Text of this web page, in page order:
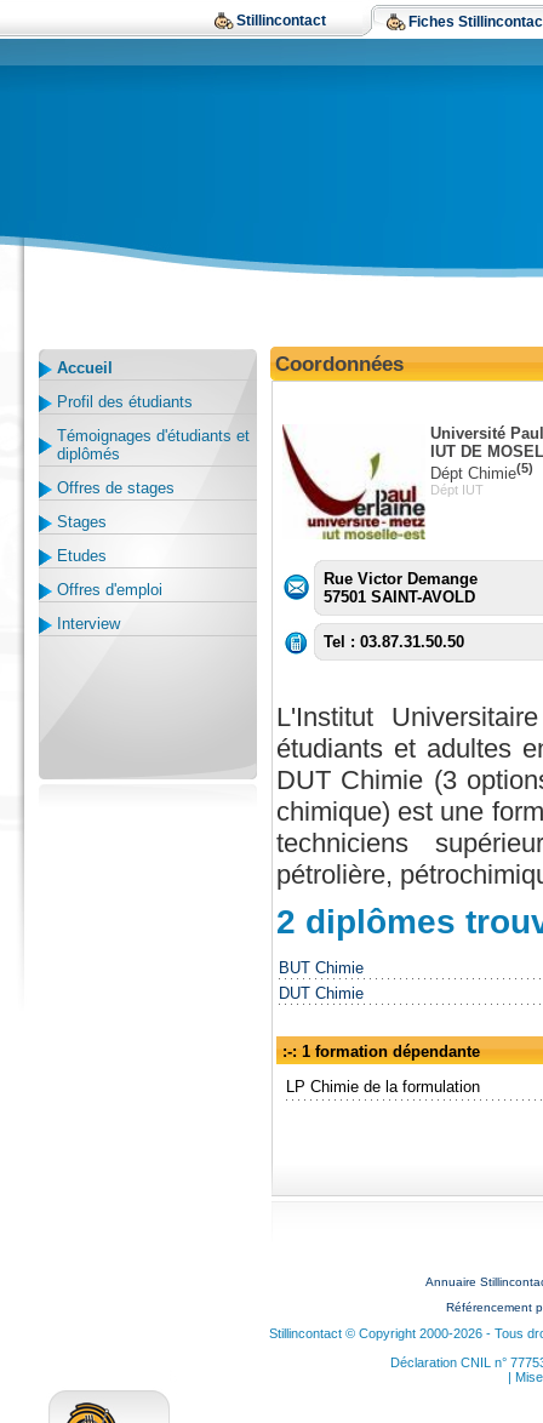
Stillincontact Fiches
Accueil
Profil des étudiants
Témoignages d'étudiants et
diplômés
Offres de stages
Stages
Etudes
Offres d'emploi
Interview
Coordonnées
Université
IUT DE
Dépt Chimie(5)
Dépt IUT
Rue Victor Demange
57501 SAINT-AVOLD
Tel : 03.87.31.50.50
L'Institut
étudiants et adultes
DUT Chimie (3
chimique) est une
techniciens
pétrolière,
2 diplômes
BUT Chimie
DUT Chimie
:-: 1 formation dépendante
LP Chimie de la formulation
Annuaire
Référencement
Stillincontact © Copyright 2000-2026 - Tous
Déclaration CNIL n°
|